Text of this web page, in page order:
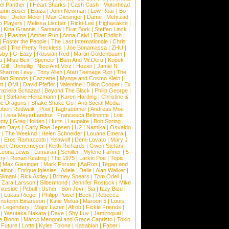
Panther| I Heart Sharks | Cash Cash| Motorhead
Buser | Elaiza | John Newman | Low Roar | Bo
| Dieter Meier | Max Giesinger | Dame | Mehrzad
Players | Melissa Lischer | Ricki-Lee | Highasakite |
Kina Grannis | Santana | Ekat Bork | Steffen Linck |
| Plasma | Amber Run | Anna Calvi | Ella Endlich |
Foster the People| The Last Internationale| Chris
| The Pretty Reckless | Joe Bonamassa| ZHU|
| G-Eazy| Russian Red| Martin Goldenbaum|
| Miss Bex | Spencer | Bam And Mr.Dero | Kopek |
| Unheilig | Nico And Vinz | Hozier | Jamie N
Levy| Tony Allen| Atari Teenage Riot| The
Simons | Cazzette | Mynga and Cosmo Klein |
| OMI | David Pfeffer | Valentine | Dillon Cooper | Ex
Schazad | Beyond The Black | Philip George |
| Stefanie Heinzmann| Karen Harding| Christine &
Dragons | Shake Shake Go | Anti Social Media |
Redweik | Pool| Tagtraeumer| Andreas Moe|
| Lena MeyerLandrut | Francesca Belmonte | Loic
| Greg Holden| Hurts | Laupaire| Bob Spring|
Days | Carly Rae Jepsen| U2| Namika| Osvaldo
| The Weeknd| Helen Schneider| Louane Emera|
| Eros Ramazzotti | Yelawolf | Demi Lovato | Mary J
Groenemeyer | Keith Richards | Gwen Stefani |
Lewis | Lumaraa| Schiller| Mylene Farmer| 5
| Ronan Keating| The 1975| Larkin Poe| Topic |
Max Giesinger| Mark Forster| AaRon| Tegan and
| Enrique Iglesias | Adele| Delle| Alan Walker|
| Rick Astley | Britney Spears | Tom Odell |
Zara Larsson| Silbermond| Jennifer Rostock | Mike
| Pitbull| Usher| Bon Jovi| Sia| Izzy Bizu|
| Lukas Rieger | Philipp Poisel | Beck | Rebecca
Einarsson | Katie Melua | Maroon 5 | Louis
Legendary | Major Lazer | Afrob | Fickle Friends |
Yasutaka Nakata| Dave| Shy Luv| Jamiroquai|
Bloom | Marco Mengoni and Grace Capristo | Tokio
Future | Lotte | Kyles Tolone | Kasabian | Faber |